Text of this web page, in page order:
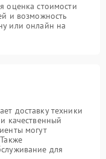
оценка стоимости
и возможность
или онлайн на
доставку техники
качественный
могут
для